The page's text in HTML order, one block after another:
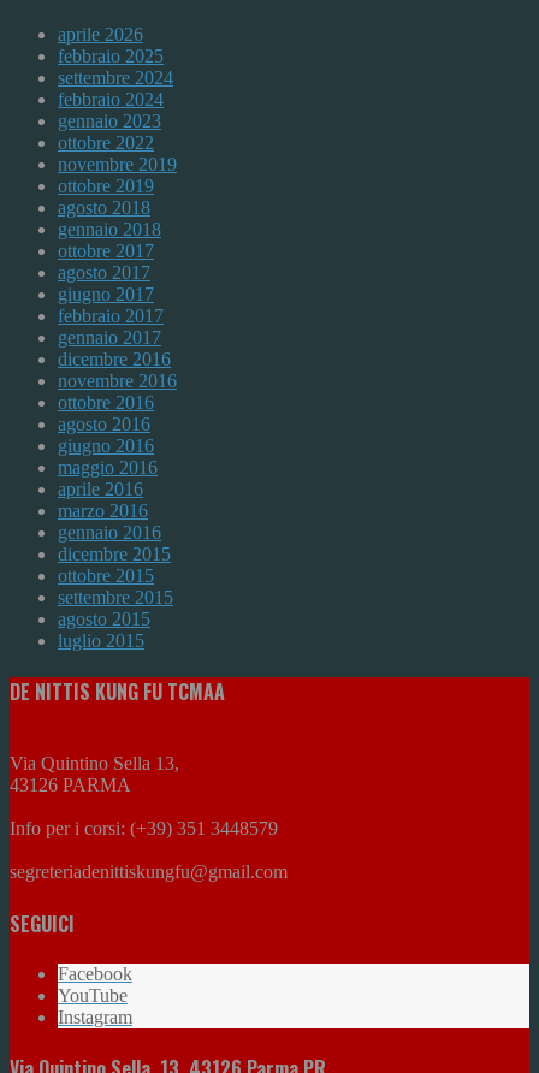
aprile 2026
febbraio 2025
settembre 2024
febbraio 2024
gennaio 2023
ottobre 2022
novembre 2019
ottobre 2019
agosto 2018
gennaio 2018
ottobre 2017
agosto 2017
giugno 2017
febbraio 2017
gennaio 2017
dicembre 2016
novembre 2016
ottobre 2016
agosto 2016
giugno 2016
maggio 2016
aprile 2016
marzo 2016
gennaio 2016
dicembre 2015
ottobre 2015
settembre 2015
agosto 2015
luglio 2015
DE NITTIS KUNG FU TCMAA
Via Quintino Sella 13,
43126 PARMA
Info per i corsi: (+39) 351 3448579
segreteriadenittiskungfu@gmail.com
SEGUICI
Facebook
YouTube
Instagram